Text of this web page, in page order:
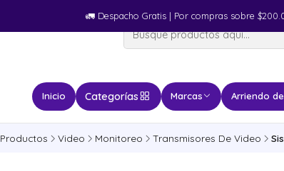
Inicio Categorías Marcas Arriendo
🚛​ Despacho Gratis | Por compras sobre
Productos Video Monitoreo Transmisores De Video